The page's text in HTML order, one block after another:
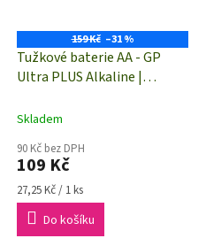
159 Kč –31 %
Tužkové baterie AA - GP
Ultra PLUS Alkaline |
Skladem
90 Kč bez DPH
109 Kč
Měrná
cena:
27,25 Kč / 1 ks
Do košíku